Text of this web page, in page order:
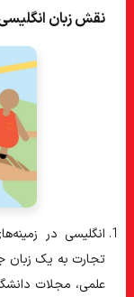
نقش زبان انگلیسی
انگلیسی در
تجارت به یک زبان
علمی، مجلات